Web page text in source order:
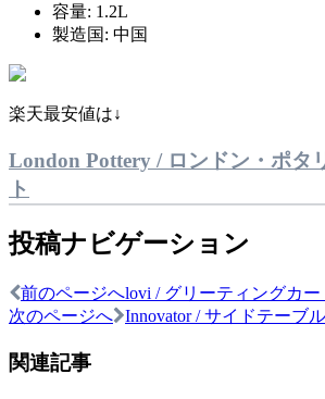
容量: 1.2L
製造国: 中国
楽天最安値は↓
London Pottery / ロンドン・ポタ
ト
投稿ナビゲーション
前のページへlovi / グリーティングカー
次のページへ
Innovator / サイドテーブル
関連記事